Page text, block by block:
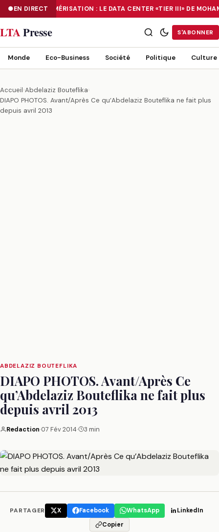
EN DIRECTNUMÉRISATION : LE DATA CENTER «TIER III» DE
NUMÉRISATION : LE DATA CENTER «TIER III» DE MOHAMMADIA, UN
LTAPresse S'ABONNER
Monde Eco-Business Société Politique Culture
Accueil›Abdelaziz Bouteflika›
DIAPO PHOTOS. Avant/Après Ce qu’Abdelaziz Bouteflika ne fait plus
depuis avril 2013
ABDELAZIZ BOUTEFLIKA
DIAPO PHOTOS. Avant/Après Ce
qu’Abdelaziz Bouteflika ne fait plus
depuis avril 2013
Redaction·07 Fév 2014· 3 min
PARTAGER X Facebook WhatsApp
LinkedIn
Copier